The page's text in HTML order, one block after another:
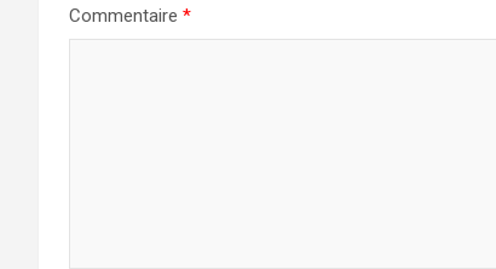
Commentaire *